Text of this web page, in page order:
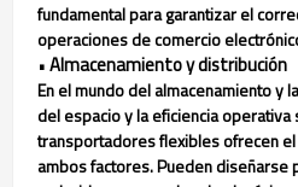
fundamental para garantizar el
operaciones de comercio
•Almacenamiento y distribución
En el mundo del almacenamiento y
del espacio y la eficiencia operativa
transportadores flexibles ofrecen
ambos factores. Pueden diseñarse